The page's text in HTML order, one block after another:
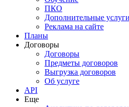
ПКО
Дополнительные услуги
Реклама на сайте
Планы
Договоры
Договоры
Предметы договоров
Выгрузка договоров
Об услуге
API
Еще